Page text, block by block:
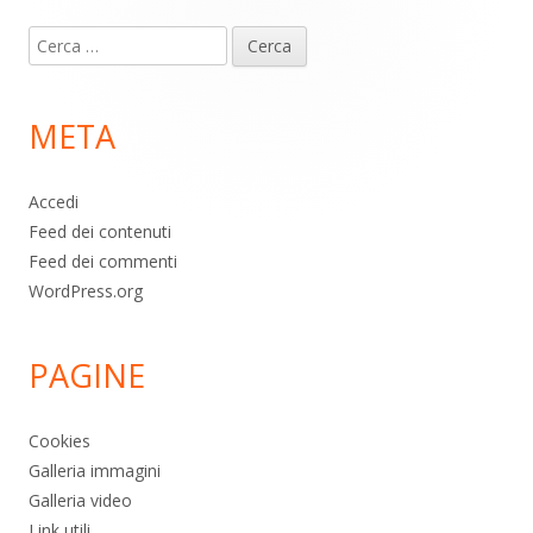
piè
pagina
Ricerca
per:
META
Accedi
Feed dei contenuti
Feed dei commenti
WordPress.org
PAGINE
Cookies
Galleria immagini
Galleria video